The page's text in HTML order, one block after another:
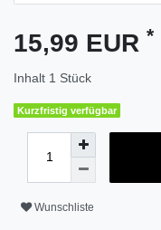
15,99 EUR *
Inhalt 1 Stück
Kurzfristig verfügbar
Wunschliste